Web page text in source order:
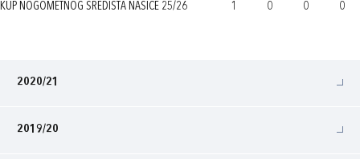
KUP NOGOMETNOG SREDIŠTA NAŠICE 25/26 1 0 0 0
2020/21
2019/20